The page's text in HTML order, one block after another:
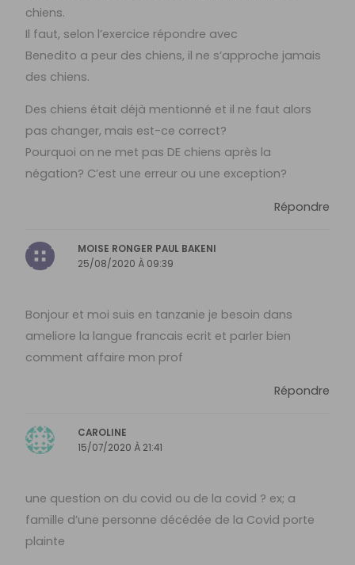
chiens.
Il faut, selon l’exercice répondre avec
Benedito a peur des chiens, il ne s’approche jamais
des chiens.
Des chiens était déjà mentionné et il ne faut alors
pas changer, mais est-ce correct?
Pourquoi on ne met pas DE chiens après la
négation? C’est une erreur ou une exception?
Répondre
MOISE RONGER PAUL BAKENI
25/08/2020 À 09:39
Bonjour et moi suis en tanzanie je besoin dans
ameliore la langue francais ecrit et parler bien
comment affaire mon prof
Répondre
CAROLINE
15/07/2020 À 21:41
une question on du covid ou de la covid ? ex; a
famille d’une personne décédée de la Covid porte
plainte